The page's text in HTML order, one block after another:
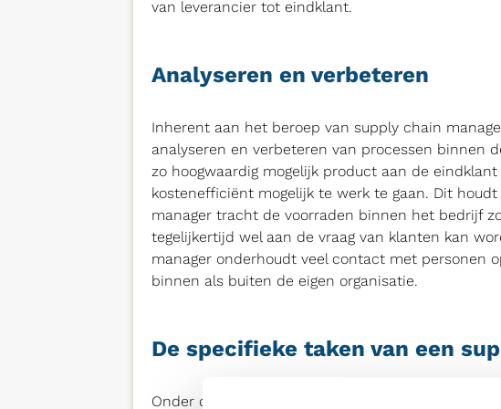
van leverancier tot eindklant.
Analyseren en verbeteren
Inherent aan het beroep van supply chain
analyseren en verbeteren van processen binnen
zo hoogwaardig mogelijk product aan de
kostenefficiënt mogelijk te werk te gaan. Dit
manager tracht de voorraden binnen het bedrijf
tegelijkertijd wel aan de vraag van klanten kan
manager onderhoudt veel contact met personen
binnen als buiten de eigen organisatie.
De specifieke taken van een
Onder de taken van een supply chain manager